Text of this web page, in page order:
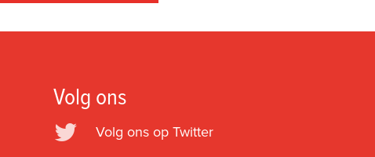
Volg ons
Volg ons op Twitter